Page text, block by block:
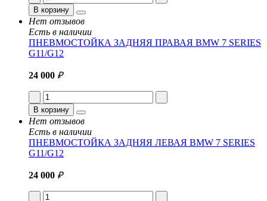
В корзину
Нет отзывов
Есть в наличии
ПНЕВМОСТОЙКА ЗАДНЯЯ ПРАВАЯ BMW 7 SERIES
G11/G12
24 000 ₽
В корзину
Нет отзывов
Есть в наличии
ПНЕВМОСТОЙКА ЗАДНЯЯ ЛЕВАЯ BMW 7 SERIES
G11/G12
24 000 ₽